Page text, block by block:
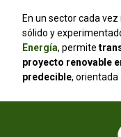
En un sector cada
sólido y
Energía, permite
proyecto renovable
predecible, orientada